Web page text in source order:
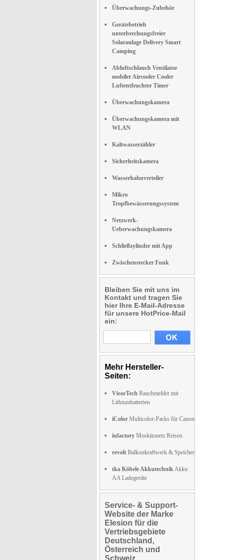
Überwachungs-Zubehör
Gerätebetrieb
unterbrechungsfreier
Solaranlage Delivery Smart
Camping
Abluftschlauch Ventilator
mobiler Aircooler Cooler
Luftentfeuchter Timer
Überwachungskamera
Überwachungskamera mit
WLAN
Kaltwasserzähler
Sicherheitskamera
Wasserhahnverteiler
Mikro
Tropfbewässerungssystem
Netzwerk-
Ueberwachungskamera
Schließzylinder mit App
Zwischenstecker Funk
Bleiben Sie mit uns im
Kontakt und tragen Sie
hier Ihre E-Mail-Adresse
für unsere HotPrice-Mail
ein:
Mehr Hersteller-
Seiten:
VisorTech Rauchmelder mit
Lithiumbatterien
iColor Multicolor-Packs für Canon
infactory Moskitonetz Reisen
revolt Balkonkraftwerk & Speicher
tka Köbele AkkutechnikAkku
AA Ladegeräte
Service- & Support-
Website der Marke
Elesion für die
Vertriebsgebiete
Deutschland,
Österreich und
Schweiz